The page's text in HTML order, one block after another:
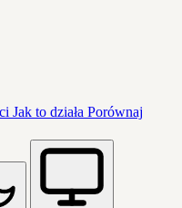
Jak to działa Porównaj